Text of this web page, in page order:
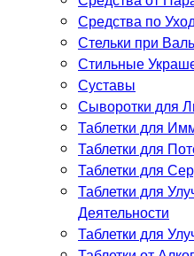
Средства по
Стельки при
Стильные
Суставы
Сыворотки для
Таблетки для
Таблетки для
Таблетки для
Таблетки для
Деятельности
Таблетки для